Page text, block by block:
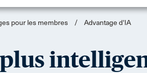
pour les membres / Advantage d'IA